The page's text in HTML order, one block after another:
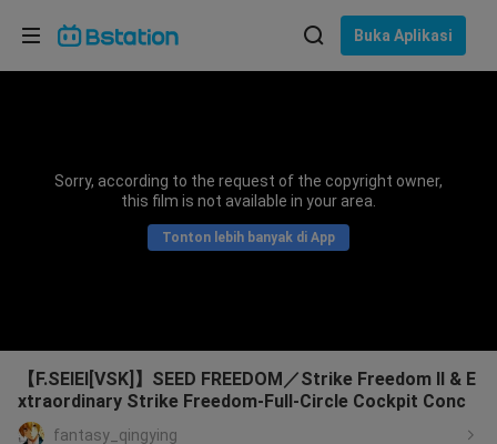
Buka Aplikasi
Sorry, according to the request of the copyright owner,
this film is not available in your area.
Tonton lebih banyak di App
【F.SEIEI[VSK]】SEED FREEDOM／Strike Freedom II & E
xtraordinary Strike Freedom-Full-Circle Cockpit Conc
fantasy_qingying
Pilih bahasa
Bahasa Indonesia